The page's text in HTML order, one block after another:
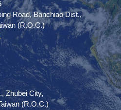
Road, Banchiao Dist.,
(R.O.C.)
Zhubei City,
(R.O.C.)